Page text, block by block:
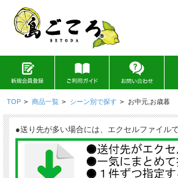
TOP > 商品一覧 > シーン別で探す > お中元,お歳暮
●送り先が多い場合には、エクセルファイル